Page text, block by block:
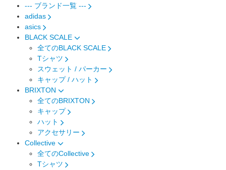
--- ブランド一覧 ---
adidas
asics
BLACK SCALE
全てのBLACK SCALE
Tシャツ
スウェット / パーカー
キャップ / ハット
BRIXTON
全てのBRIXTON
キャップ
ハット
アクセサリー
Collective
全てのCollective
Tシャツ